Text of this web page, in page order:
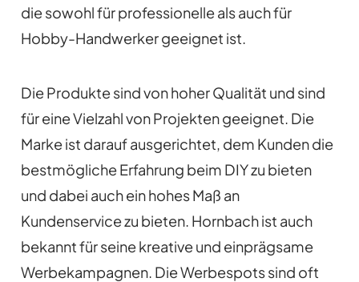
die sowohl für professionelle als auch für
Hobby-Handwerker geeignet ist.
Die Produkte sind von hoher Qualität und sind
für eine Vielzahl von Projekten geeignet. Die
Marke ist darauf ausgerichtet, dem Kunden die
bestmögliche Erfahrung beim DIY zu bieten
und dabei auch ein hohes Maß an
Kundenservice zu bieten. Hornbach ist auch
bekannt für seine kreative und einprägsame
Werbekampagnen. Die Werbespots sind oft